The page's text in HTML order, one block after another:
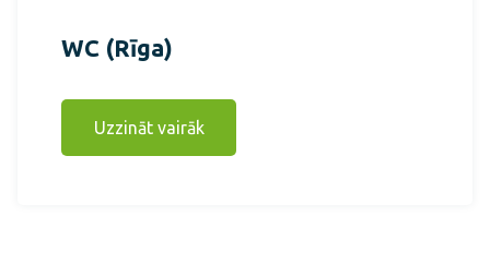
WC (Rīga)
Uzzināt vairāk